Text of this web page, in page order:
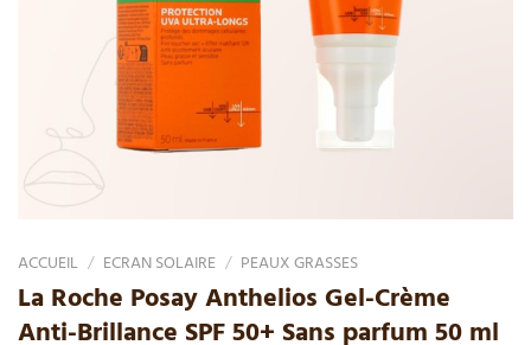
ACCUEIL / ECRAN SOLAIRE / PEAUX GRASSES
La Roche Posay Anthelios Gel-Crème
Anti-Brillance SPF 50+ Sans parfum 50 ml